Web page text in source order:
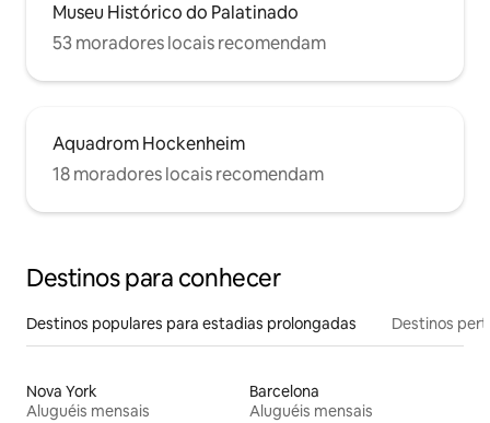
Museu Histórico do Palatinado
53 moradores locais recomendam
Aquadrom Hockenheim
18 moradores locais recomendam
Destinos para conhecer
Destinos populares para estadias prolongadas Destinos
Nova York
Aluguéis mensais
Barcelona
Aluguéis mensais